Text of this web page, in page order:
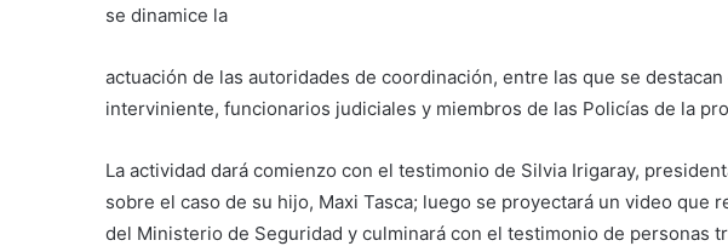
se dinamice la
actuación de las autoridades de coordinación, entre las que se
interviniente, funcionarios judiciales y miembros de las Policías de la
La actividad dará comienzo con el testimonio de Silvia Irigaray,
sobre el caso de su hijo, Maxi Tasca; luego se proyectará un video que
del Ministerio de Seguridad y culminará con el testimonio de personas